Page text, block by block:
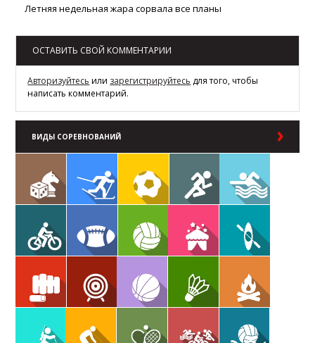
Летняя недельная жара сорвала все планы
ОСТАВИТЬ СВОЙ КОММЕНТАРИИ
Авторизуйтесь или зарегистрируйтесь для того, чтобы
написать комментарий.
ВИДЫ СОРЕВНОВАНИЙ